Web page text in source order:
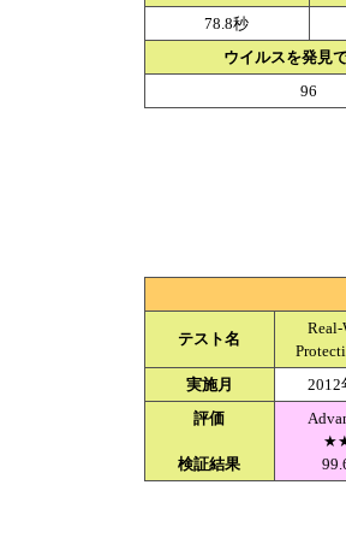
78.8秒
ウイルスを発見
96
テスト名
実施月
2012
評価
検証結果